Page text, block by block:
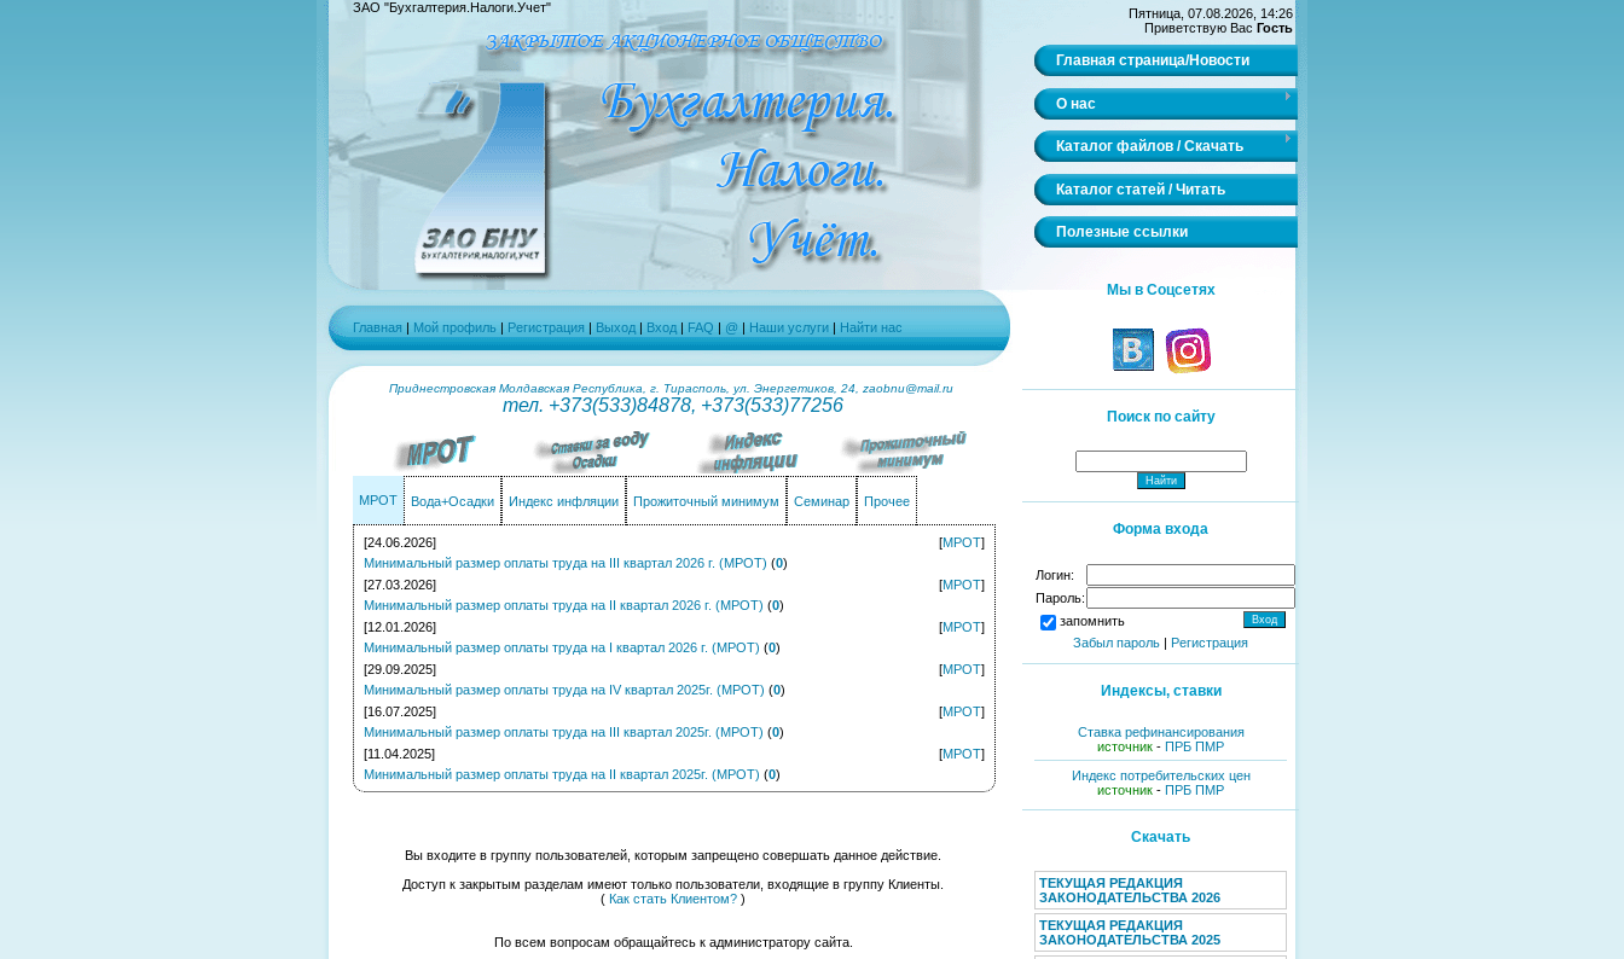
ЗАО "Бухгалтерия.Налоги.Учет"
Главная | Мой профиль | Регистрация | Выход | Вход | FAQ | @ | Наши услуги | Найти нас
Приднестровская Молдавская Республика, г. Тирасполь, ул. Энергетиков, 24, zaobnu@mail.ru
тел. +373(533)84878, +373(533)77256
МРОТ Вода+Осадки Индекс инфляции Прожиточный минимум Семинар Прочее
[24.06.2026] [МРОТ]
Минимальный размер оплаты труда на III квартал 2026 г. (МРОТ) (0)
[27.03.2026]
[МРОТ]
Минимальный размер оплаты труда на II квартал 2026 г. (МРОТ) (0)
[12.01.2026]
[МРОТ]
Минимальный размер оплаты труда на I квартал 2026 г. (МРОТ) (0)
[29.09.2025]
[МРОТ]
Минимальный размер оплаты труда на IV квартал 2025г. (МРОТ) (0)
[16.07.2025]
[МРОТ]
Минимальный размер оплаты труда на III квартал 2025г. (МРОТ) (0)
[11.04.2025]
[МРОТ]
Минимальный размер оплаты труда на II квартал 2025г. (МРОТ) (0)
Вы входите в группу пользователей, которым запрещено совершать данное действие.
Доступ к закрытым разделам имеют только пользователи, входящие в группу Клиенты.
( Как стать Клиентом? )
По всем вопросам обращайтесь к администратору сайта.
Пятница, 07.08.2026, 14:26
Приветствую Вас Гость
Главная страница/Новости
О нас
Каталог файлов / Скачать
Каталог статей / Читать
Полезные ссылки
Мы в Соцсетях
Поиск по сайту
Форма входа
Логин:
Пароль:
запомнить
Забыл пароль | Регистрация
Индексы, ставки
Ставка рефинансирования
источник - ПРБ ПМР
Индекс потребительских цен
источник - ПРБ ПМР
Скачать
ТЕКУЩАЯ РЕДАКЦИЯ
ЗАКОНОДАТЕЛЬСТВА 2026
ТЕКУЩАЯ РЕДАКЦИЯ
ЗАКОНОДАТЕЛЬСТВА 2025